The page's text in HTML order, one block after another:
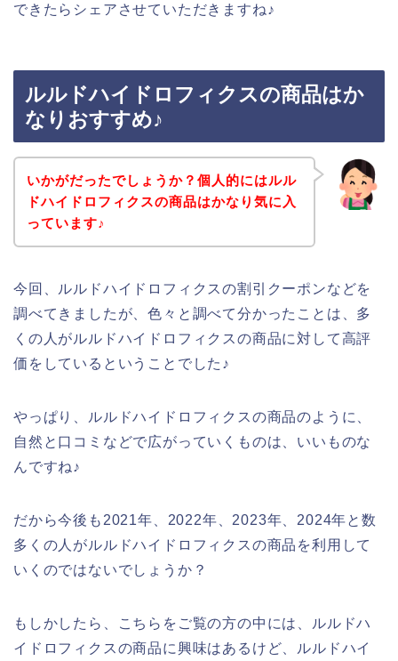
できたらシェアさせていただきますね♪
ルルドハイドロフィクスの商品はか
なりおすすめ♪
いかがだったでしょうか？個人的にはルル
ドハイドロフィクスの商品はかなり気に入
っています♪
今回、ルルドハイドロフィクスの割引クーポンなどを
調べてきましたが、色々と調べて分かったことは、多
くの人がルルドハイドロフィクスの商品に対して高評
価をしているということでした♪
やっぱり、ルルドハイドロフィクスの商品のように、
自然と口コミなどで広がっていくものは、いいものな
んですね♪
だから今後も2021年、2022年、2023年、2024年と数
多くの人がルルドハイドロフィクスの商品を利用して
いくのではないでしょうか？
もしかしたら、こちらをご覧の方の中には、ルルドハ
イドロフィクスの商品に興味はあるけど、ルルドハイ